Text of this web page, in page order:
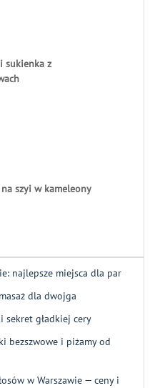
sukienka z
szyi w kameleony
najlepsze miejsca dla par
dla dwojga
sekret gładkiej cery
bezszwowe i piżamy od
w Warszawie — ceny i